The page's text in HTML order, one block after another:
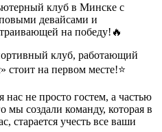
клуб в Минске с
девайсами и
на победу!🔥
клуб, работающий
стоит на первом месте!⭐️
не просто гостем, а частью
мы создали команду, которая в
старается учесть все ваши